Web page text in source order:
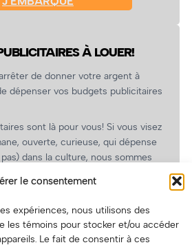
le consentement
expériences, nous utilisons des
les témoins pour stocker et/ou accéder
Le fait de consentir à ces
À LOUER!
de donner votre argent à
dépenser vos budgets publicitaires
sont là pour vous! Si vous visez
ouverte, curieuse, qui dépense
pas) dans la culture, nous sommes
tarifs spéciaux pour vous, les